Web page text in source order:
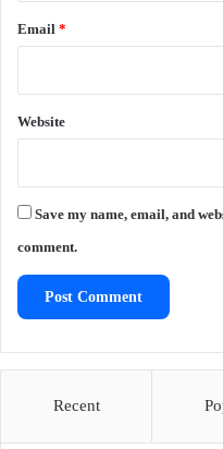
Email *
Website
Save my name, email, and
comment.
Recent